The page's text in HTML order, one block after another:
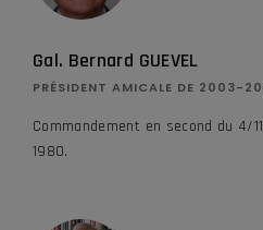
Gal. Bernard GUEVEL
PRÉSIDENT AMICALE DE 2003-
Commandement en second du 4/
1980.